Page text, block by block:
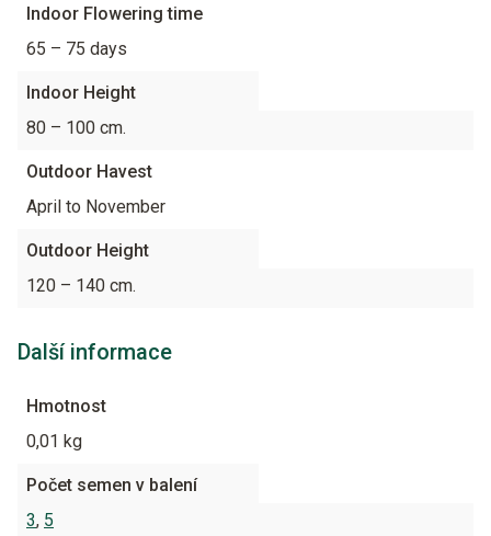
Indoor Flowering time
65 – 75 days
Indoor Height
80 – 100 cm.
Outdoor Havest
April to November
Outdoor Height
120 – 140 cm.
Další informace
Hmotnost
0,01 kg
Počet semen v balení
3, 5